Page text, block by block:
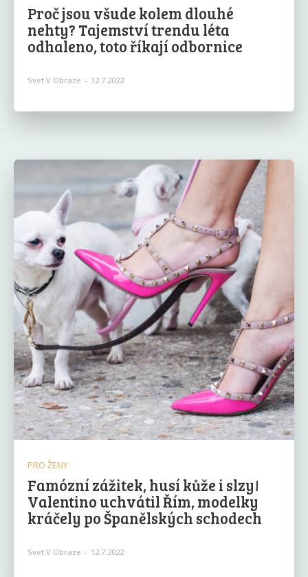
Proč jsou všude kolem dlouhé
nehty? Tajemství trendu léta
odhaleno, toto říkají odbornice
Svet V Obraze - 12.7.2022
PRO ŽENY
Famózní zážitek, husí kůže i slzy!
Valentino uchvátil Řím, modelky
kráčely po Španělských schodech
Svet V Obraze - 12.7.2022